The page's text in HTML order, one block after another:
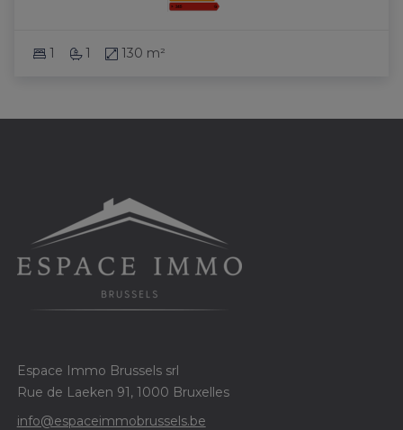
1 1 130 m²
Espace Immo Brussels srl
Rue de Laeken 91, 1000 Bruxelles
info@espaceimmobrussels.be